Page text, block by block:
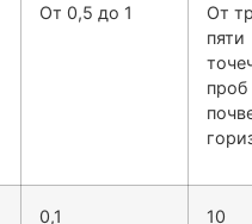
От 0,5 до 1
От
пяти
проб
0,1 10